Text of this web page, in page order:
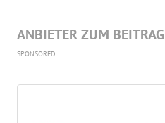
ANBIETER ZUM BEITRAG
SPONSORED